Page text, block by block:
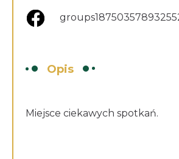
Opis
Miejsce ciekawych spotkań.